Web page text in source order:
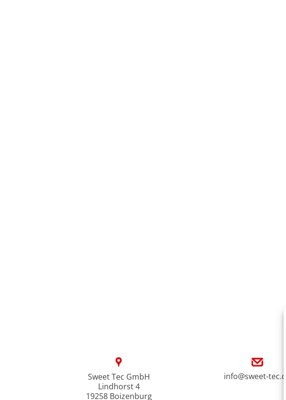
Sweet Tec GmbH
Lindhorst 4
19258 Boizenburg
info@sweet-tec.de